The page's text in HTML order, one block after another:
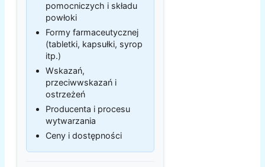
pomocniczych i składu
powłoki
Formy farmaceutycznej
(tabletki, kapsułki, syrop
itp.)
Wskazań,
przeciwwskazań i
ostrzeżeń
Producenta i procesu
wytwarzania
Ceny i dostępności